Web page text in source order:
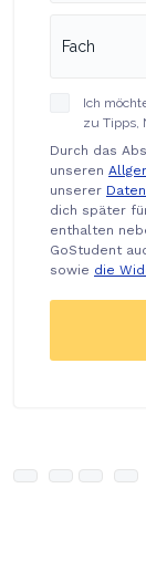
Ich
zu Tipps,
Durch das
unseren
unserer
dich später
enthalten
GoStudent
sowie die